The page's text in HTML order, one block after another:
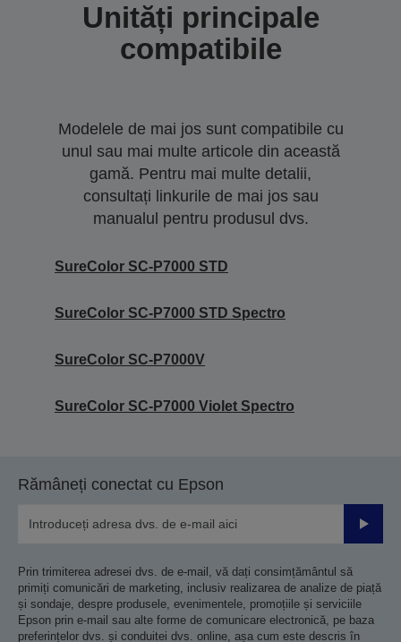
Unități principale
compatibile
Modelele de mai jos sunt compatibile cu
unul sau mai multe articole din această
gamă. Pentru mai multe detalii,
consultați linkurile de mai jos sau
manualul pentru produsul dvs.
SureColor SC-P7000 STD
SureColor SC-P7000 STD Spectro
SureColor SC-P7000V
SureColor SC-P7000 Violet Spectro
Rămâneți conectat cu Epson
Prin trimiterea adresei dvs. de e-mail, vă dați consimțământul să
primiți comunicări de marketing, inclusiv realizarea de analize de piață
și sondaje, despre produsele, evenimentele, promoțiile și serviciile
Epson prin e-mail sau alte forme de comunicare electronică, pe baza
preferințelor dvs. și conduitei dvs. online, așa cum este descris în